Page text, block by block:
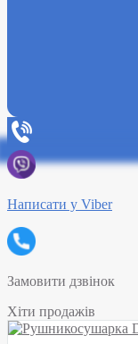
Написати у Viber
Замовити дзвінок
Хіти продажів